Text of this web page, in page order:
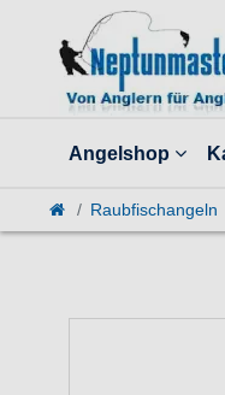
Angelshop
Raubfischangeln